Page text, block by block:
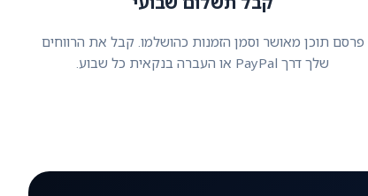
פרסם תוכן מאושר וסמן הזמנות כהושלמו. קבל את הרווחים
שלך דרך PayPal או העברה בנקאית כל שבוע.